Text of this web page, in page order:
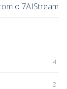
o 7AIStream
4
2